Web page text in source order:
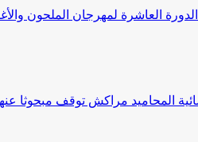
العاشرة لمهرجان الملحون
المحاميد مراكش توقف مبحوثا